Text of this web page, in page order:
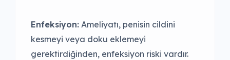
Enfeksiyon: Ameliyatı, penisin cildini
kesmeyi veya doku eklemeyi
gerektirdiğinden, enfeksiyon riski vardır.